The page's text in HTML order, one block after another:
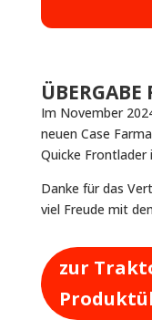
ÜBERGABE
Im November
neuen Case
Quicke Frontlader
Danke für das
viel Freude mit
zur